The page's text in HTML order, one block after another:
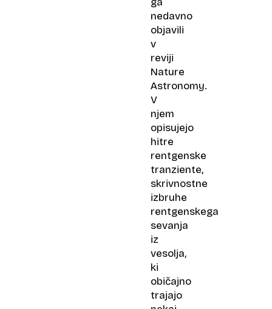
nedavno
objavili
v
reviji
Nature
Astronomy.
V
njem
opisujejo
hitre
rentgenske
tranziente,
skrivnostne
izbruhe
rentgenskega
sevanja
iz
vesolja,
ki
običajno
trajajo